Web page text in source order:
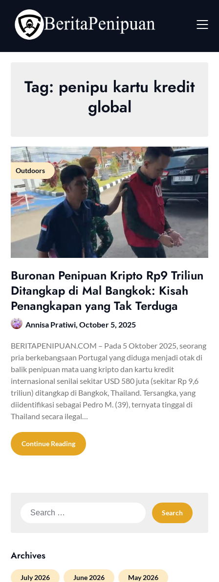
content
Tag: penipu kartu kredit
global
Outdoors
Buronan Penipuan Kripto Rp9 Triliun
Ditangkap di Mal Bangkok: Kisah
Penangkapan yang Tak Terduga
Annisa Pratiwi,October 5, 2025
BERITAPENIPUAN.COM – Pada 5 Oktober 2025, seorang
pria berkebangsaan Portugal yang diduga menjadi otak di
balik penipuan mata uang kripto dan kartu kredit
internasional senilai sekitar USD 580 juta (sekitar Rp 9,6
triliun) ditangkap di Bangkok, Thailand. Tersangka, yang
diidentifikasi sebagai Pedro M. (39), ternyata tinggal di
Thailand secara ilegal…
Continue Reading
Search
Archives
July 2026 June 2026 May 2026